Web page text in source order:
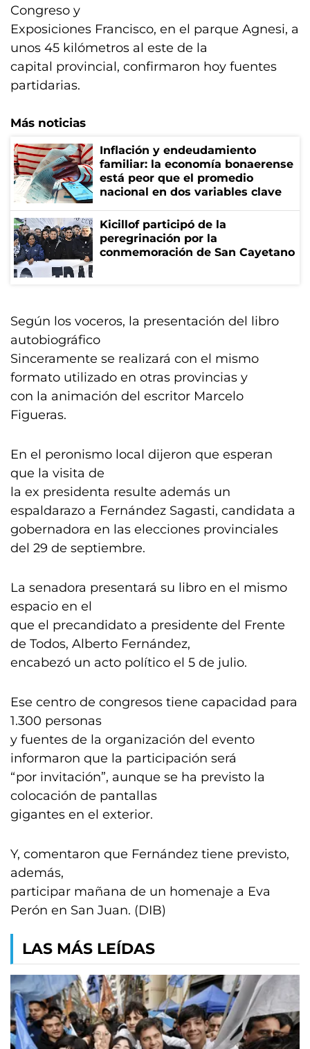
Congreso y
Exposiciones Francisco, en el parque Agnesi, a
unos 45 kilómetros al este de la
capital provincial, confirmaron hoy fuentes
partidarias.
Más noticias
Inflación y endeudamiento
familiar: la economía bonaerense
está peor que el promedio
nacional en dos variables clave
Kicillof participó de la
peregrinación por la
conmemoración de San Cayetano
Según los voceros, la presentación del libro
autobiográfico
Sinceramente se realizará con el mismo
formato utilizado en otras provincias y
con la animación del escritor Marcelo
Figueras.
En el peronismo local dijeron que esperan
que la visita de
la ex presidenta resulte además un
espaldarazo a Fernández Sagasti, candidata a
gobernadora en las elecciones provinciales
del 29 de septiembre.
La senadora presentará su libro en el mismo
espacio en el
que el precandidato a presidente del Frente
de Todos, Alberto Fernández,
encabezó un acto político el 5 de julio.
Ese centro de congresos tiene capacidad para
1.300 personas
y fuentes de la organización del evento
informaron que la participación será
“por invitación”, aunque se ha previsto la
colocación de pantallas
gigantes en el exterior.
Y, comentaron que Fernández tiene previsto,
además,
participar mañana de un homenaje a Eva
Perón en San Juan. (DIB)
LAS MÁS LEÍDAS